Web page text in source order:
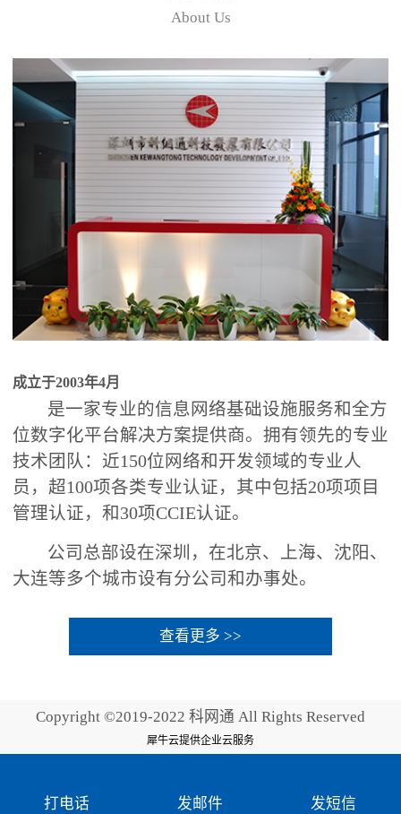
About Us
成立于2003年4月
是一家专业的信息网络基础设施服务和全方
位数字化平台解决方案提供商。拥有领先的专业
技术团队：近150位网络和开发领域的专业人
员，超100项各类专业认证，其中包括20项项目
管理认证，和30项CCIE认证。
公司总部设在深圳，在北京、上海、沈阳、
大连等多个城市设有分公司和办事处。
查看更多 >>
Copyright ©2019-2022 科网通 All Rights Reserved
犀牛云提供企业云服务
打电话 发邮件 发短信